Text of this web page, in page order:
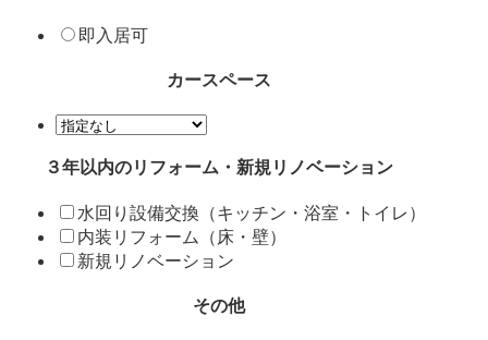
即入居可
カースペース
３年以内のリフォーム・新規リノベーション
水回り設備交換（キッチン・浴室・トイレ）
内装リフォーム（床・壁）
新規リノベーション
その他